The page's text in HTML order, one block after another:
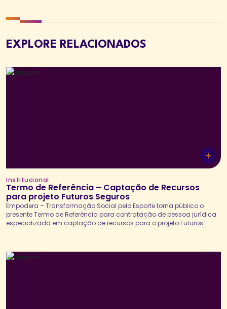
EXPLORE RELACIONADOS
Institucional
Termo de Referência – Captação de Recursos
para projeto Futuros Seguros
Empodera – Transformação Social pelo Esporte torna público o
presente Termo de Referência para contratação de pessoa jurídica
especializada em captação de recursos para o projeto Futuros